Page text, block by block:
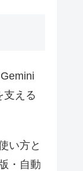
支える
い方と
・自動